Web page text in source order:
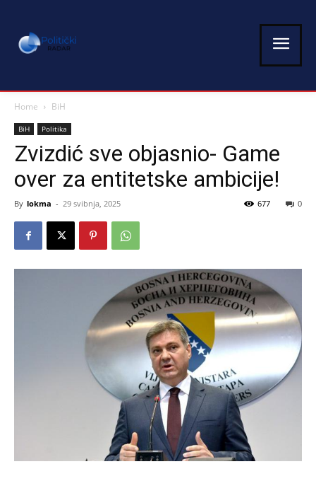
Home BiH
BiH Politika
Zvizdić sve objasnio- Game
over za entitetske ambicije!
By lokma - 29 svibnja, 2025 0
677